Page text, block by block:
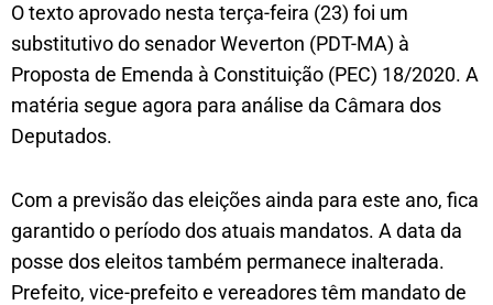
O texto aprovado nesta terça-feira (23) foi um
substitutivo do senador Weverton (PDT-MA) à
Proposta de Emenda à Constituição (PEC) 18/2020. A
matéria segue agora para análise da Câmara dos
Deputados.
Com a previsão das eleições ainda para este ano, fica
garantido o período dos atuais mandatos. A data da
posse dos eleitos também permanece inalterada.
Prefeito, vice-prefeito e vereadores têm mandato de